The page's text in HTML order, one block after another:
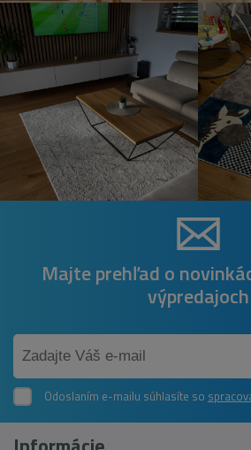
Majte prehľad o
výpredajoch
Odoslaním e-mailu súhlasíte so